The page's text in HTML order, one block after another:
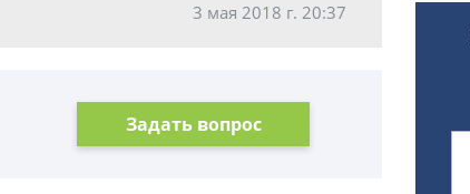
3 мая 2018 г. 20:37
Задать вопрос